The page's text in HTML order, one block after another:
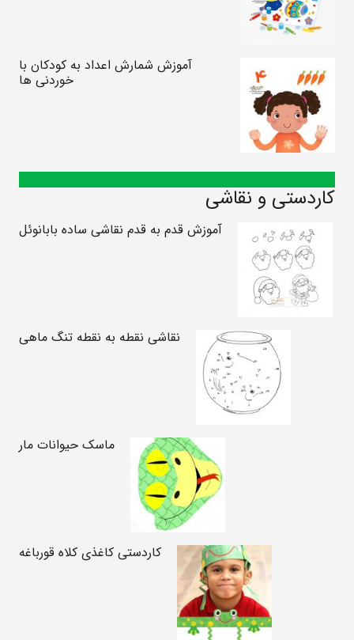
آموزش شمارش اعداد به کودکان با
خوردنی ها
کاردستی و نقاشی
آموزش قدم به قدم نقاشی ساده بابانوئل
نقاشی نقطه به نقطه تنگ ماهی
ماسک حیوانات مار
کاردستی کاغذی کلاه قورباغه